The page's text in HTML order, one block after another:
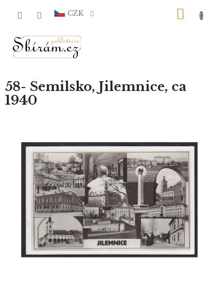
CZK
58- Semilsko, Jilemnice, ca
1940